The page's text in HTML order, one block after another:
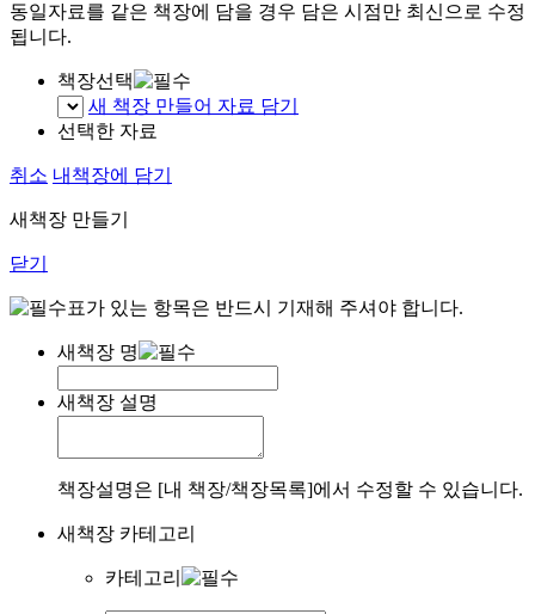
동일자료를 같은 책장에 담을 경우 담은 시점만 최신으로 수정
됩니다.
책장선택
새 책장 만들어 자료 담기
선택한 자료
취소 내책장에 담기
새책장 만들기
닫기
표가 있는 항목은 반드시 기재해 주셔야 합니다.
새책장 명
새책장 설명
책장설명은 [내 책장/책장목록]에서 수정할 수 있습니다.
새책장 카테고리
카테고리